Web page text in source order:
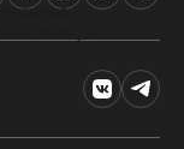
нужную